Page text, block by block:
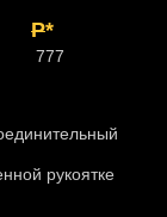
Р*
777
рукоятке